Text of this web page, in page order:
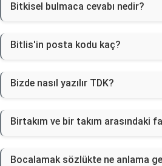
Bitkisel bulmaca cevabı nedir?
Bitlis'in posta kodu kaç?
Bizde nasıl yazılır TDK?
Birtakım ve bir takım arasındaki
Bocalamak sözlükte ne anlama